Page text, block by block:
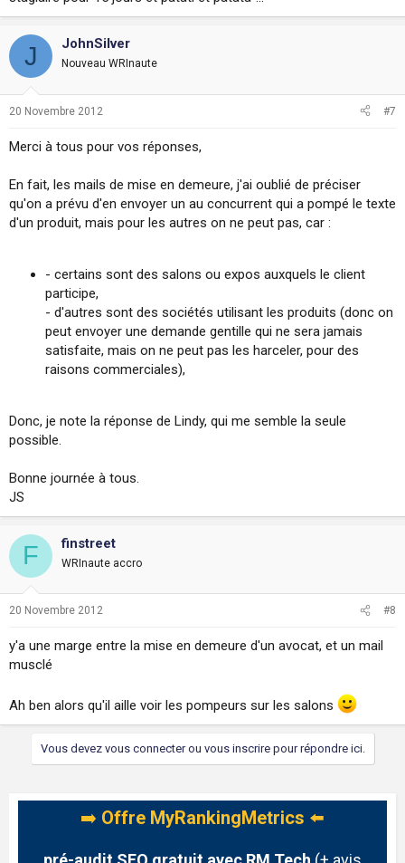
J JohnSilver
Nouveau WRInaute
20 Novembre 2012 #7
Merci à tous pour vos réponses,
En fait, les mails de mise en demeure, j'ai oublié de préciser
qu'on a prévu d'en envoyer un au concurrent qui a pompé le texte
d'un produit, mais pour les autres on ne peut pas, car :
- certains sont des salons ou expos auxquels le client
participe,
- d'autres sont des sociétés utilisant les produits (donc on
peut envoyer une demande gentille qui ne sera jamais
satisfaite, mais on ne peut pas les harceler, pour des
raisons commerciales),
Donc, je note la réponse de Lindy, qui me semble la seule
possible.
Bonne journée à tous.
JS
F finstreet
WRInaute accro
20 Novembre 2012 #8
y'a une marge entre la mise en demeure d'un avocat, et un mail
musclé
Ah ben alors qu'il aille voir les pompeurs sur les salons
Vous devez vous connecter ou vous inscrire pour répondre ici.
➡️ Offre MyRankingMetrics ⬅️